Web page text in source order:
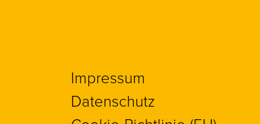
Impressum
Datenschutz